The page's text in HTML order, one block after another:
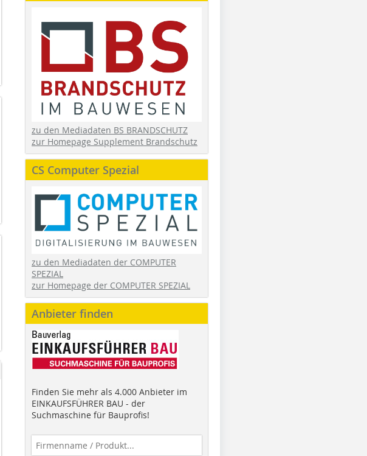
zu den Mediadaten BS BRANDSCHUTZ
zur Homepage Supplement Brandschutz
CS Computer Spezial
zu den Mediadaten der COMPUTER
SPEZIAL
zur Homepage der COMPUTER SPEZIAL
Anbieter finden
Finden Sie mehr als 4.000 Anbieter im
EINKAUFSFÜHRER BAU - der
Suchmaschine für Bauprofis!